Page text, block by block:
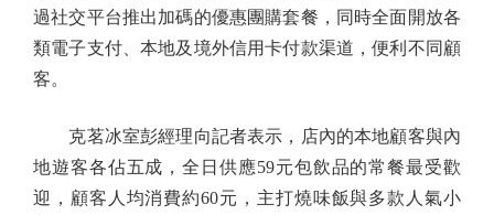
過社交平台推出加碼的優惠團購套餐，同時全面開放各
類電子支付、本地及境外信用卡付款渠道，便利不同顧
客。
克茗冰室彭經理向記者表示，店內的本地顧客與內
地遊客各佔五成，全日供應59元包飲品的常餐最受歡
迎，顧客人均消費約60元，主打燒味飯與多款人氣小